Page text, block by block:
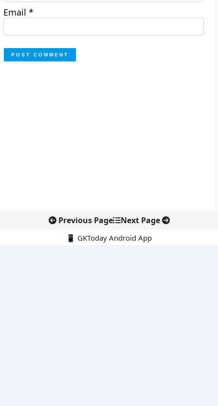
Email*
Previous Page Next Page
📱 GKToday Android App